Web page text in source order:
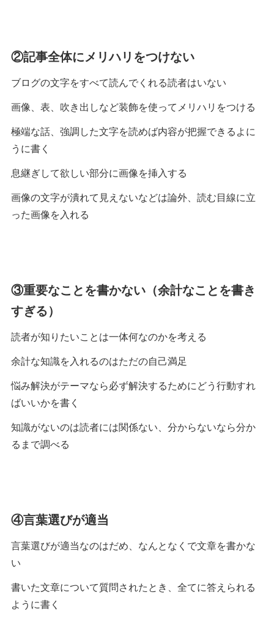
②記事全体にメリハリをつけない
ブログの文字をすべて読んでくれる読者はいない
画像、表、吹き出しなど装飾を使ってメリハリをつける
極端な話、強調した文字を読めば内容が把握できるよに
うに書く
息継ぎして欲しい部分に画像を挿入する
画像の文字が潰れて見えないなどは論外、読む目線に立
った画像を入れる
③重要なことを書かない（余計なことを書き
すぎる）
読者が知りたいことは一体何なのかを考える
余計な知識を入れるのはただの自己満足
悩み解決がテーマなら必ず解決するためにどう行動すれ
ばいいかを書く
知識がないのは読者には関係ない、分からないなら分か
るまで調べる
④言葉選びが適当
言葉選びが適当なのはだめ、なんとなくで文章を書かな
い
書いた文章について質問されたとき、全てに答えられる
ように書く